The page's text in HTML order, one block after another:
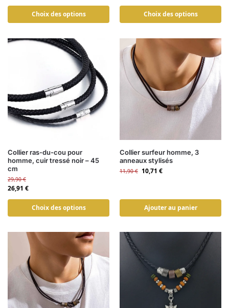
Choix des options Choix des options
Collier ras-du-cou pour
homme, cuir tressé noir – 45
cm
29,90€
26,91 €
Choix des options
Collier surfeur homme, 3
anneaux stylisés
11,90€ 10,71 €
Ajouter au panier